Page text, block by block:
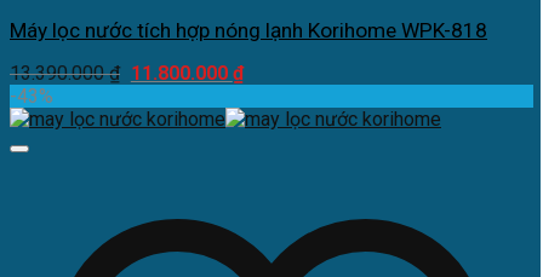
Máy lọc nước tích hợp nóng lạnh Korihome WPK-818
13.390.000₫ Giá
là:
11.800.000 ₫Giá
tại
-43%